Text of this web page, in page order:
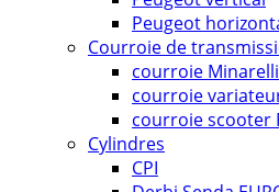
Peugeot
Courroie de
courroie
courroie
courroie scooter
Cylindres
CPI